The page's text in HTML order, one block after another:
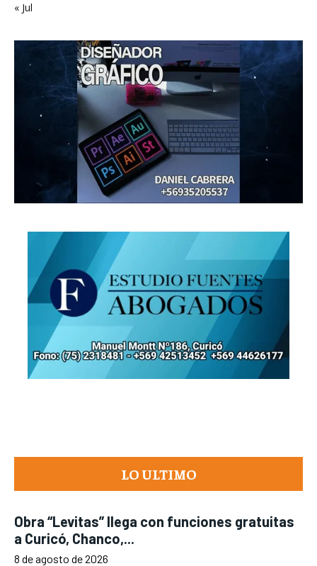
« Jul
LO ULTIMO
Obra “Levitas” llega con funciones gratuitas
a Curicó, Chanco,...
8 de agosto de 2026